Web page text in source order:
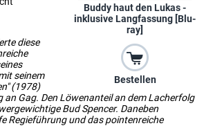
Buddy haut den Lukas -
inklusive Langfassung [Blu-
ray]
Bestellen
diese
seinem
(1978)
an Gag. Den Löwenanteil an dem Lacherfolg
Bud Spencer. Daneben
Regieführung und das pointenreiche